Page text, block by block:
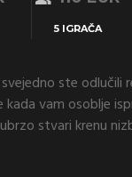
5 IGRAČA
ste odlučili
vam osoblje
stvari krenu